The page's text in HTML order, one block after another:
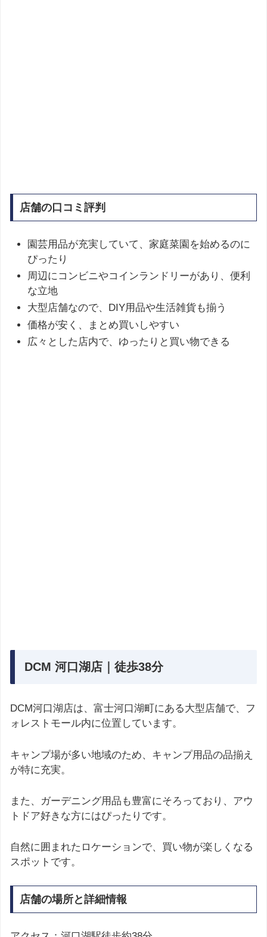
店舗の口コミ評判
園芸用品が充実していて、家庭菜園を始めるのに
ぴったり
周辺にコンビニやコインランドリーがあり、便利
な立地
大型店舗なので、DIY用品や生活雑貨も揃う
価格が安く、まとめ買いしやすい
広々とした店内で、ゆったりと買い物できる
DCM 河口湖店｜徒歩38分
DCM河口湖店は、富士河口湖町にある大型店舗で、フ
ォレストモール内に位置しています。
キャンプ場が多い地域のため、キャンプ用品の品揃え
が特に充実。
また、ガーデニング用品も豊富にそろっており、アウ
トドア好きな方にはぴったりです。
自然に囲まれたロケーションで、買い物が楽しくなる
スポットです。
店舗の場所と詳細情報